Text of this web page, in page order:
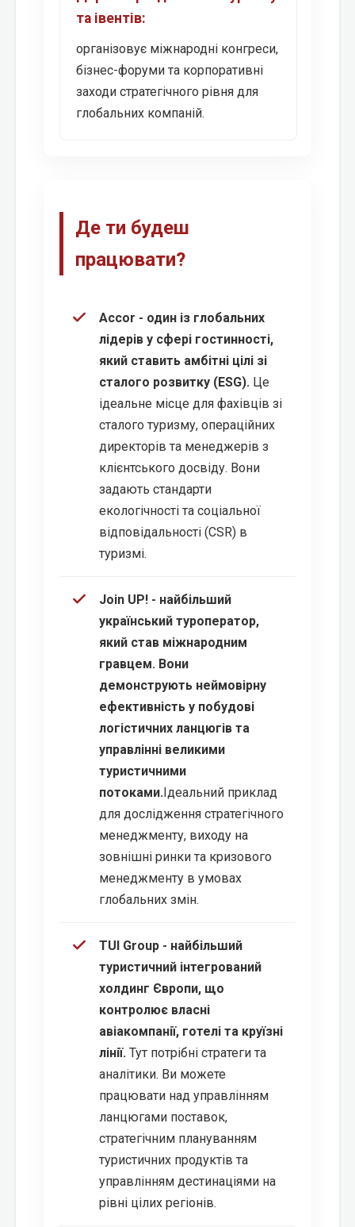
та івентів:
організовує міжнародні конгреси,
бізнес-форуми та корпоративні
заходи стратегічного рівня для
глобальних компаній.
Де ти будеш
працювати?
Accor - один із глобальних
лідерів у сфері гостинності,
який ставить амбітні цілі зі
сталого розвитку (ESG). Це
ідеальне місце для фахівців зі
сталого туризму, операційних
директорів та менеджерів з
клієнтського досвіду. Вони
задають стандарти
екологічності та соціальної
відповідальності (CSR) в
туризмі.
Join UP! - найбільший
український туроператор,
який став міжнародним
гравцем. Вони
демонструють неймовірну
ефективність у побудові
логістичних ланцюгів та
управлінні великими
туристичними
потоками.Ідеальний приклад
для дослідження стратегічного
менеджменту, виходу на
зовнішні ринки та кризового
менеджменту в умовах
глобальних змін.
TUI Group - найбільший
туристичний інтегрований
холдинг Європи, що
контролює власні
авіакомпанії, готелі та круїзні
лінії. Тут потрібні стратеги та
аналітики. Ви можете
працювати над управлінням
ланцюгами поставок,
стратегічним плануванням
туристичних продуктів та
управлінням дестинаціями на
рівні цілих регіонів.